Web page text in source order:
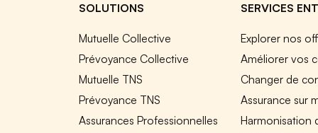
SOLUTIONS
Mutuelle Collective
Prévoyance Collective
Mutuelle TNS
Prévoyance TNS
Assurances Professionnelles
SERVICES
Explorer nos
Améliorer vos
Changer de
Assurance sur
Harmonisation